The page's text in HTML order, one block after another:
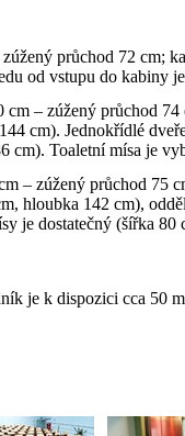
průchod 72 cm;
od vstupu do kabiny
cm – zúžený průchod
cm). Jednokřídlé
cm). Toaletní mísa je
– zúžený průchod
hloubka 142 cm),
je dostatečný (šířka
je k dispozici cca 50